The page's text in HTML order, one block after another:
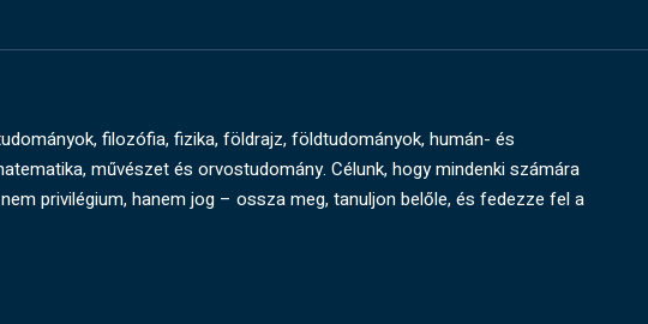
filozófia, fizika, földrajz, földtudományok, humán- és
művészet és orvostudomány. Célunk, hogy mindenki számára
privilégium, hanem jog – ossza meg, tanuljon belőle, és fedezze fel a